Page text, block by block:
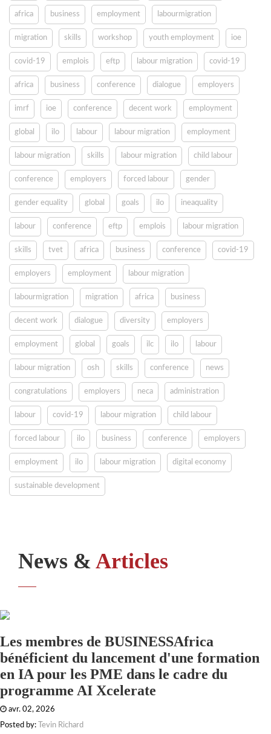
africa business employment labourmigration
migration skills workshop youth employment ioe
covid-19 emplois eftp labour migration covid-19
africa business conference dialogue employers
imrf ioe conference decent work employment
global ilo labour labour migration employment
labour migration skills labour migration child labour
conference employers forced labour gender
gender equality global goals ilo ineaquality
labour conference eftp emplois labour migration
skills tvet africa business conference covid-19
employers employment labour migration
labourmigration migration africa business
decent work dialogue diversity employers
employment global goals ilc ilo labour
labour migration osh skills conference news
congratulations employers neca administration
labour covid-19 labour migration child labour
forced labour ilo business conference employers
employment ilo labour migration digital economy
sustainable development
News & Articles
Les membres de BUSINESSAfrica
bénéficient du lancement d'une formation
en IA pour les PME dans le cadre du
programme AI Xcelerate
avr. 02, 2026
Posted by:
Tevin Richard